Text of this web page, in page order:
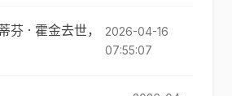
芬 · 霍金去世，
2026-04-16
07:55:07